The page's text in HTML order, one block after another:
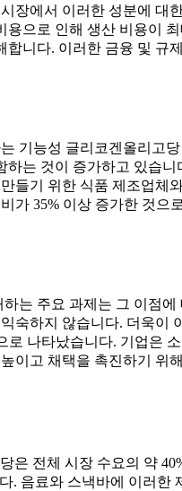
장에서 이러한 성분에 대
으로 인해 생산 비용이
니다. 이러한 금융 및 규
기능성 글리코겐올리고
하는 것이 증가하고 있습
들기 위한 식품 제조업체
가 35% 이상 증가한 것으
는 주요 과제는 그 이점
숙하지 않습니다. 더욱이
로 나타났습니다. 기업은
이고 채택을 촉진하기 위
은 전체 시장 수요의 약
. 음료와 스낵바에 이러